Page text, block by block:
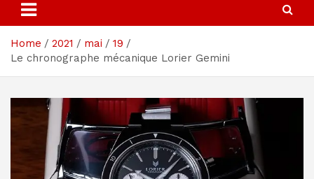
Home 2021 mai
19
Le chronographe mécanique Lorier Gemini